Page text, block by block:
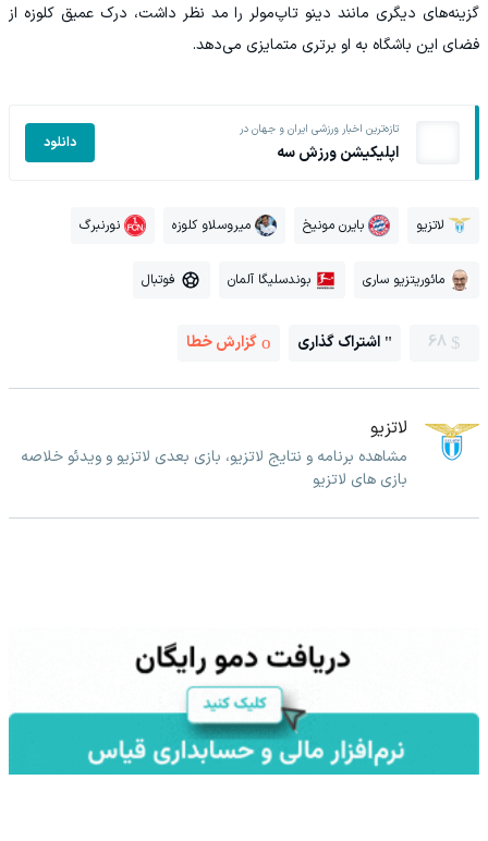
گزینه‌های دیگری مانند دینو تاپ‌مولر را مد نظر داشت، درک عمیق کلوزه از
فضای این باشگاه به او برتری متمایزی می‌دهد.
تازه‌ترین اخبار ورزشی ایران و جهان در
اپلیکیشن ورزش سه دانلود
لاتزیو بایرن مونیخ میروسلاو کلوزه نورنبرگ
مائوریتزیو ساری بوندسلیگا آلمان فوتبال
68 اشتراک گذاری گزارش خطا
لاتزیو
مشاهده برنامه و نتایج لاتزیو، بازی بعدی لاتزیو و ویدئو خلاصه
بازی های لاتزیو